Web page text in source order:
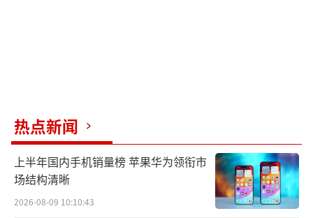
热点新闻
上半年国内手机销量榜 苹果华为领衔市
场结构清晰
2026-08-09 10:10:43